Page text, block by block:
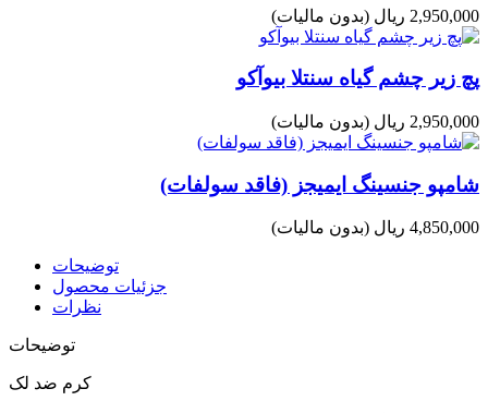
2,950,000 ریال (بدون مالیات)
پچ زیر چشم گیاه سنتلا بیوآکو
2,950,000 ریال (بدون مالیات)
شامپو جنسینگ ایمیجز (فاقد سولفات)
4,850,000 ریال (بدون مالیات)
توضیحات
جزئیات محصول
نظرات
توضیحات
کرم ضد لک